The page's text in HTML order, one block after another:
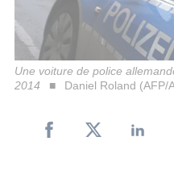
Une voiture de police
2014
Daniel Roland (AFP/